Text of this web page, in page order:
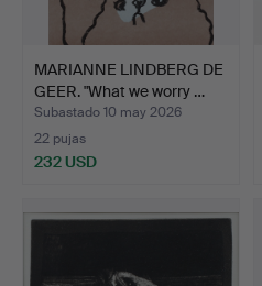
MARIANNE LINDBERG DE
GEER. "What we worry …
Subastado 10 may 2026
22 pujas
232 USD